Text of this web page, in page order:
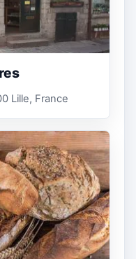
Lille, France